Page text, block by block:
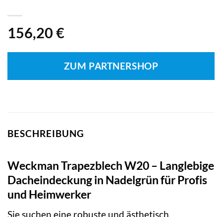
156,20 €
ZUM PARTNERSHOP
BESCHREIBUNG
Weckman Trapezblech W20 – Langlebige
Dacheindeckung in Nadelgrün für Profis
und Heimwerker
Sie suchen eine robuste und ästhetisch